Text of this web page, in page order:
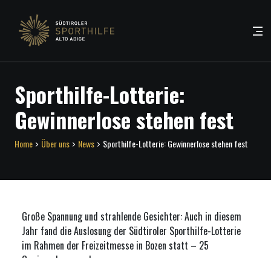
Sporthilfe-Lotterie:
Gewinnerlose stehen fest
Home Über uns News Sporthilfe-Lotterie: Gewinnerlose stehen fest
Große Spannung und strahlende Gesichter: Auch in diesem
Jahr fand die Auslosung der Südtiroler Sporthilfe-Lotterie
im Rahmen der Freizeitmesse in Bozen statt – 25